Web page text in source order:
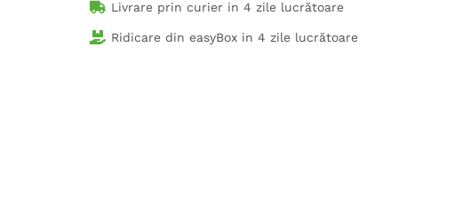
Livrare prin curier in 4 zile lucrătoare
Ridicare din easyBox in 4 zile lucrătoare